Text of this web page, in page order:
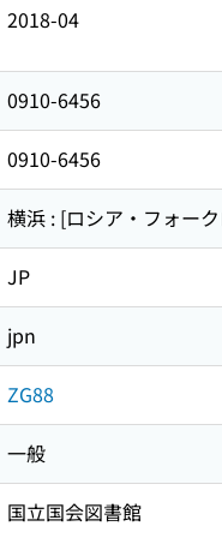
2018-04
0910-6456
0910-6456
横浜 : [ロシア・フォー
JP
jpn
ZG88
一般
国立国会図書館